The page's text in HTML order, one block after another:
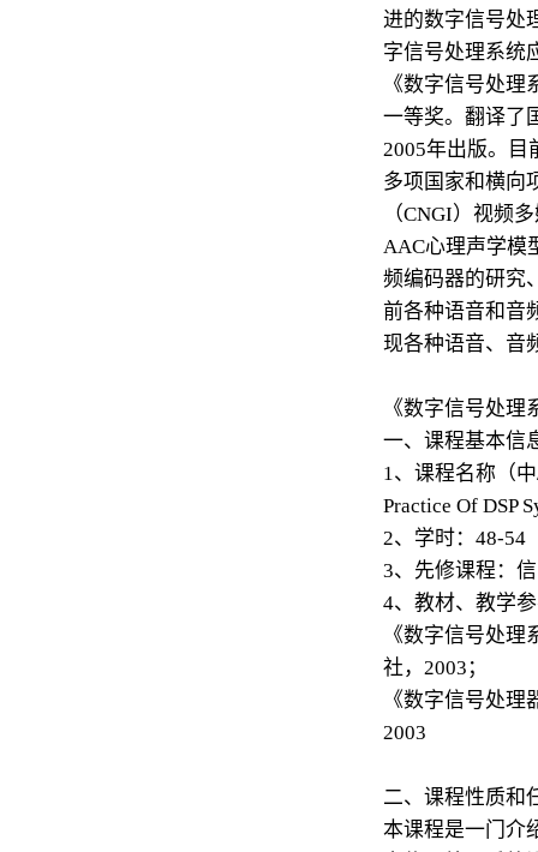
进的数字信号处
字信号处理系统
《数字信号处
一等奖。翻译了
2005年出版。目
多项国家和横向
（CNGI）视频
AAC心理声学模
频编码器的研究
前各种语音和音
现各种语音、音
《数字信号处
一、课程基本信
1、课程名称（
Practice Of DSP
2、学时：48-54
3、先修课程：
4、教材、教学
《数字信号处
社，2003；
《数字信号处
2003
二、课程性质和
本课程是一门介